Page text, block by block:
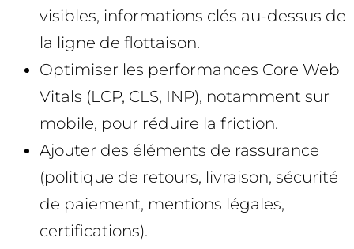
visibles, informations clés au-dessus de
la ligne de flottaison.
Optimiser les performances Core Web
Vitals (LCP, CLS, INP), notamment sur
mobile, pour réduire la friction.
Ajouter des éléments de rassurance
(politique de retours, livraison, sécurité
de paiement, mentions légales,
certifications).